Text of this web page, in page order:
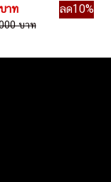
าท ลด10%
บาท